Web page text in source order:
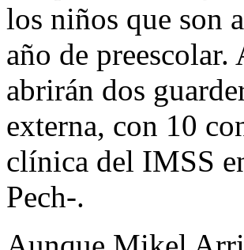
los niños que son
año de
abrirán dos
externa, con 10
clínica del IMSS
Pech-.